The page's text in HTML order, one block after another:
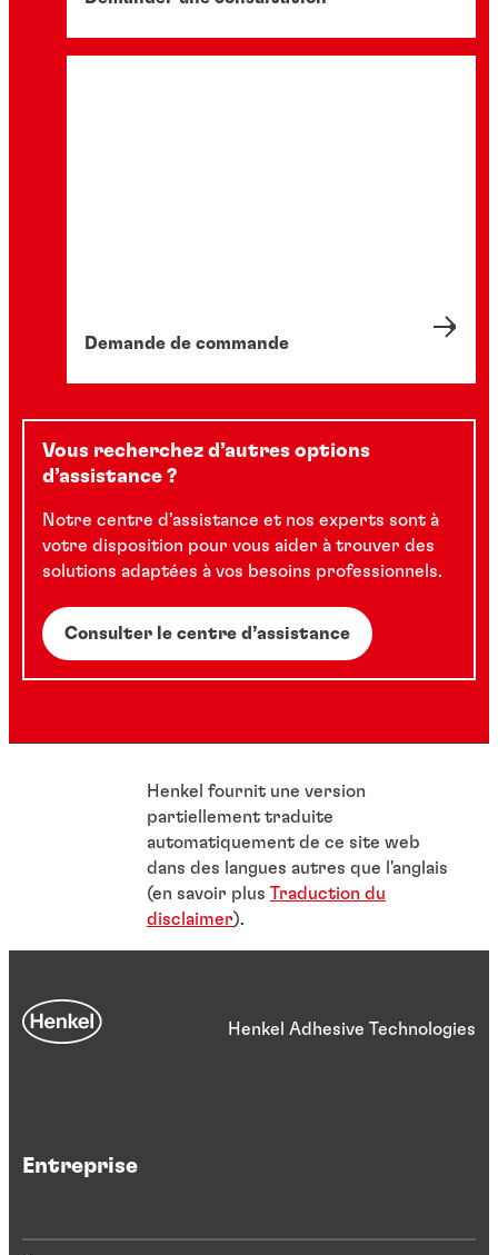
Demande de commande
Vous recherchez d’autres options
d’assistance ?
Notre centre d’assistance et nos experts sont à
votre disposition pour vous aider à trouver des
solutions adaptées à vos besoins professionnels.
Consulter le centre d’assistance
Henkel fournit une version
partiellement traduite
automatiquement de ce site web
dans des langues autres que l'anglais
(en savoir plus Traduction du
disclaimer).
Henkel Adhesive Technologies
Entreprise